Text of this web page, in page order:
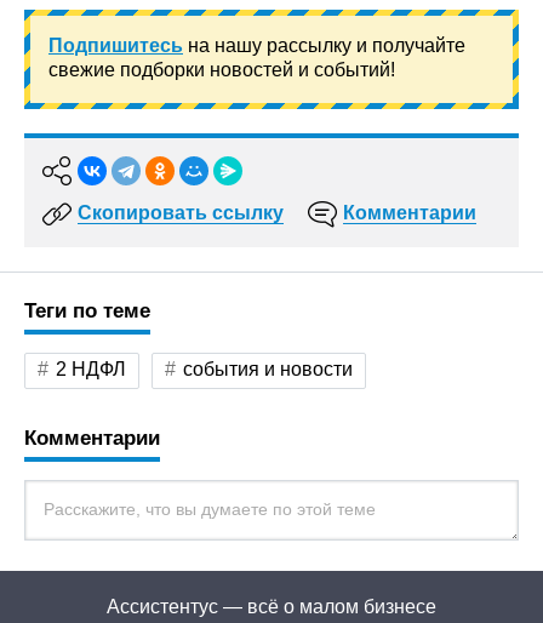
Подпишитесь на нашу рассылку и получайте
свежие подборки новостей и событий!
Скопировать ссылку Комментарии
Теги по теме
2 НДФЛ события и новости
Комментарии
Ассистентус — всё о малом бизнесе